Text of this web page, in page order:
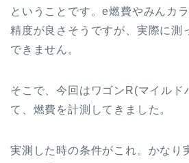
ということです。e燃費やみんカ
精度が良さそうですが、実際に測
できません。
そこで、今回はワゴンR(マイルド
て、燃費を計測してきました。
実測した時の条件がこれ。かなり